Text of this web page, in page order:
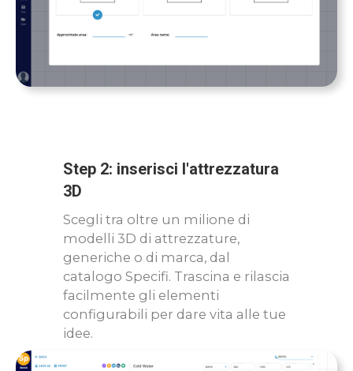
Step 2: inserisci l'attrezzatura
3D
Scegli tra oltre un milione di
modelli 3D di attrezzature,
generiche o di marca, dal
catalogo Specifi. Trascina e rilascia
facilmente gli elementi
configurabili per dare vita alle tue
idee.